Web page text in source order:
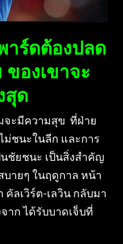
าร์ดต้องปลด
องเขาจะ
สุด
ะมีความสุข ที่ฝ่าย
ม่ชนะในลีก และการ
นชัยชนะ เป็นสิ่งสำคัญ
บายๆ ในฤดูกาล หน้า
ลเวิร์ต-เลวิน กลับมา
าก ได้รับบาดเจ็บที่